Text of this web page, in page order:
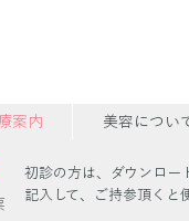
案内 美容につい
初診の方は、ダウンロー
記入して、ご持参頂くと